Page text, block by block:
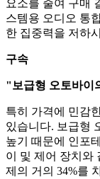
요소를 줄여 구매
스템용 오디오 통
한 집중력을 저하
구속
"보급형 오토바이
특히 가격에 민감
있습니다. 보급형
높기 때문에 인포
이 및 제어 장치와
제의 거의 34%를